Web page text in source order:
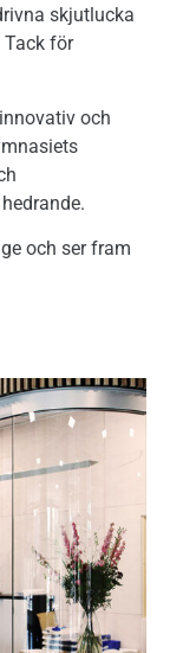
skjutlucka
Tack för
och
och ser fram